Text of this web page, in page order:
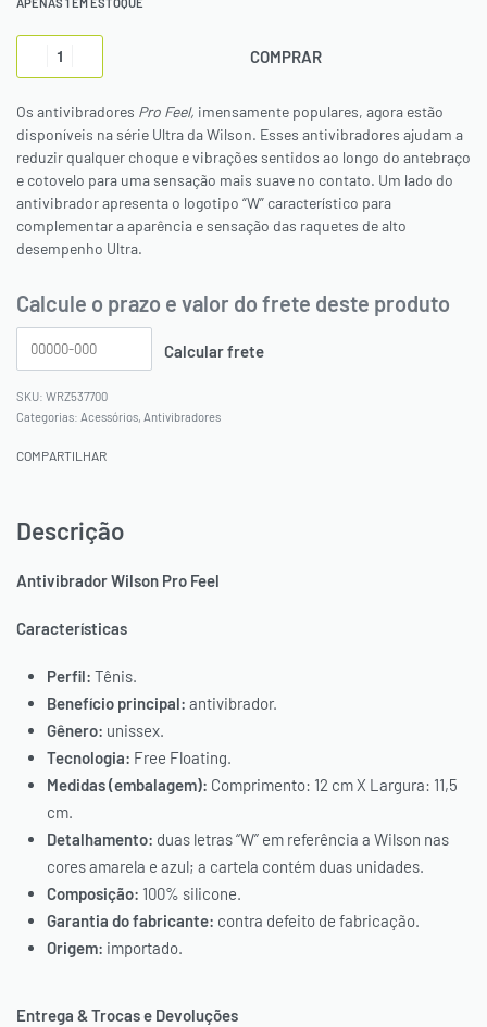
COMPRAR
Os antivibradores Pro Feel, imensamente populares, agora estão
disponíveis na série Ultra da Wilson. Esses antivibradores ajudam a
reduzir qualquer choque e vibrações sentidos ao longo do antebraço
e cotovelo para uma sensação mais suave no contato. Um lado do
antivibrador apresenta o logotipo “W” característico para
complementar a aparência e sensação das raquetes de alto
desempenho Ultra.
Calcule o prazo e valor do frete deste produto
WRZ537700
Categorias: Acessórios, Antivibradores
COMPARTILHAR
Descrição
Antivibrador Wilson Pro Feel
Características
Perfil: Tênis.
Benefício principal: antivibrador.
Gênero: unissex.
Tecnologia: Free Floating.
Medidas (embalagem): Comprimento: 12 cm X Largura: 11,5
cm.
Detalhamento: duas letras “W” em referência a Wilson nas
cores amarela e azul; a cartela contém duas unidades.
Composição: 100% silicone.
Garantia do fabricante: contra defeito de fabricação.
Origem: importado.
Entrega & Trocas e Devoluções
PAGUE VIA PIX, COM *10% OFF
OU PAGUE PARCELADO NO
SEU CARTÃO